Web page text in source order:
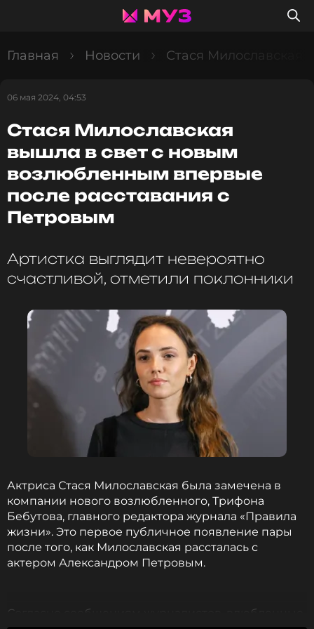
Главная Новости Стася Милославская
06 мая 2024, 04:53
Стася Милославская
вышла в свет с новым
возлюбленным впервые
после расставания с
Петровым
Артистка выглядит невероятно
счастливой, отметили поклонники
Актриса Стася Милославская была замечена в
компании нового возлюбленного, Трифона
Бебутова, главного редактора журнала «Правила
жизни». Это первое публичное появление пары
после того, как Милославская рассталась с
актером Александром Петровым.
Согласно сообщениям журналистов, влюбленные